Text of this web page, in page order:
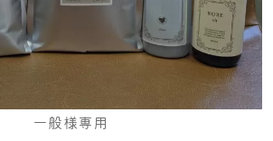
一般様専用